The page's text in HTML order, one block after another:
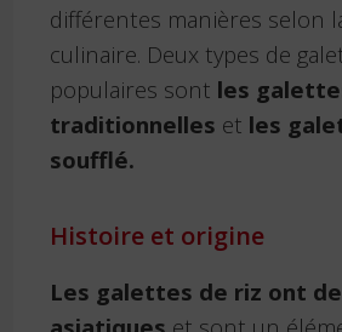
différentes manières selon
culinaire. Deux types de
populaires sont les
traditionnelles et les
soufflé.
Histoire et origine
Les galettes de riz ont